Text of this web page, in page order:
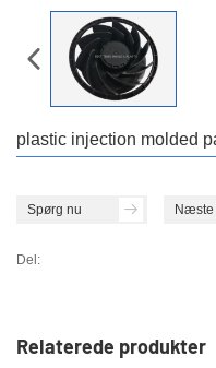
plastic injection molded
Spørg nu Næste
Del:
Relaterede produkter